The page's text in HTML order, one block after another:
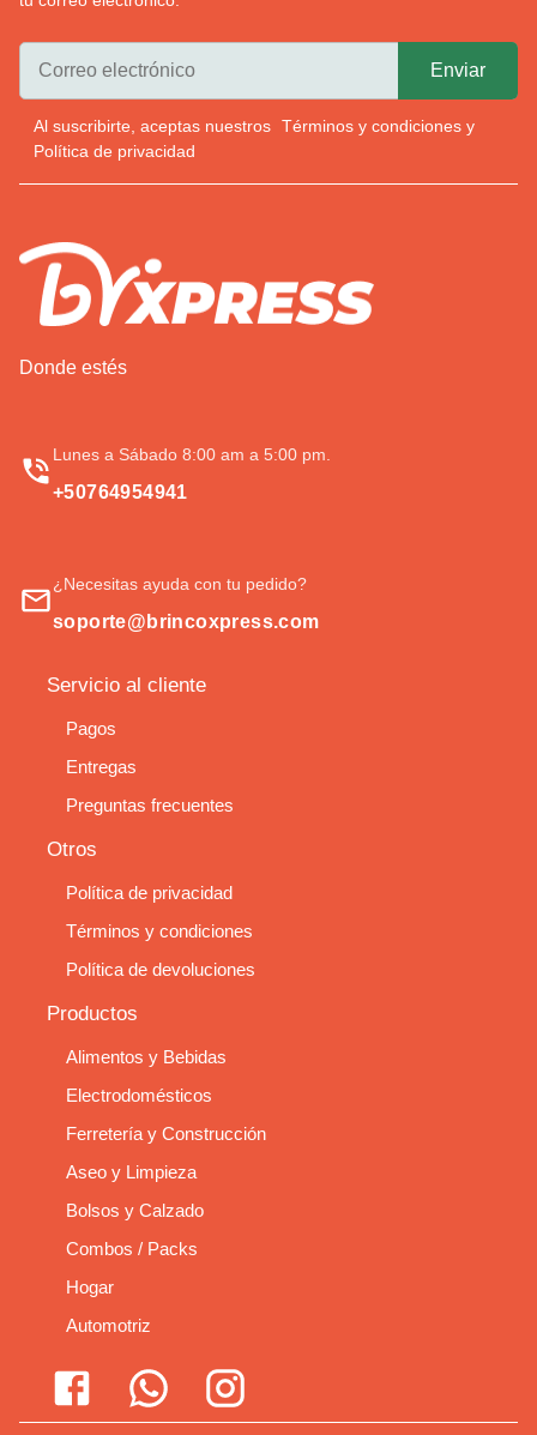
Al suscribirte, aceptas nuestros Términos y condiciones y
Política de privacidad
Donde estés
Lunes a Sábado 8:00 am a 5:00 pm.
+50764954941
¿Necesitas ayuda con tu pedido?
soporte@brincoxpress.com
Servicio al cliente
Pagos
Entregas
Preguntas frecuentes
Otros
Política de privacidad
Términos y condiciones
Política de devoluciones
Productos
Alimentos y Bebidas
Electrodomésticos
Ferretería y Construcción
Aseo y Limpieza
Bolsos y Calzado
Combos / Packs
Hogar
Automotriz